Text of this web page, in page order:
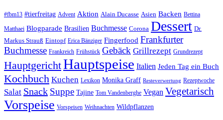
#fbm13 #tierfreitag Advent Aktion Alain Ducasse Asien Backen Bettina
Matthaei Blogparade Brasilien Buchmesse Corona Dessert Dr.
Markus Strauß Eintopf Erica Bänziger Fingerfood Frankfurter
Buchmesse Frankreich Frühstück Gebäck Grillrezept Grundrezept
HauptgerichtHauptspeise Italien Jeden Tag ein Buch
Kochbuch Kuchen Lexikon Monika Graff Resteverwertung Rezeptwoche
Salat Snack Suppe Tajine Tom Vandenberghe Vegan Vegetarisch
Vorspeise Vorspeisen Weihnachten Wildpflanzen